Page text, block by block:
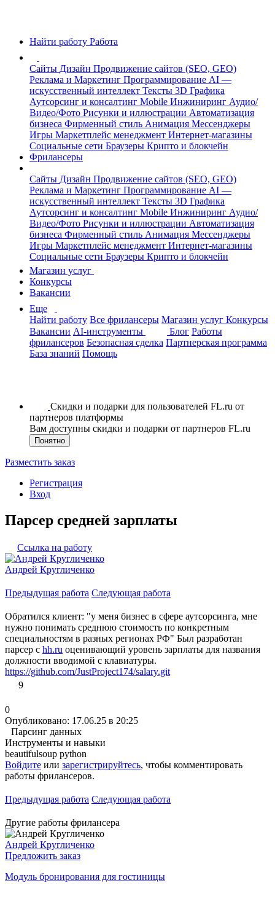
Найти работу Работа
Сайты Дизайн Продвижение сайтов (SEO, GEO)
Реклама и Маркетинг Программирование AI —
искусственный интеллект Тексты 3D Графика
Аутсорсинг и консалтинг Mobile Инжиниринг Аудио/
Видео/Фото Рисунки и иллюстрации Автоматизация
бизнеса Фирменный стиль Анимация Мессенджеры
Игры Маркетплейс менеджмент Интернет-магазины
Социальные сети Браузеры Крипто и блокчейн
Фрилансеры
Сайты Дизайн Продвижение сайтов (SEO, GEO)
Реклама и Маркетинг Программирование AI —
искусственный интеллект Тексты 3D Графика
Аутсорсинг и консалтинг Mobile Инжиниринг Аудио/
Видео/Фото Рисунки и иллюстрации Автоматизация
бизнеса Фирменный стиль Анимация Мессенджеры
Игры Маркетплейс менеджмент Интернет-магазины
Социальные сети Браузеры Крипто и блокчейн
Магазин услуг
Конкурсы
Вакансии
Еще
Найти работу Все фрилансеры Магазин услуг Конкурсы
Вакансии AI-инструменты Блог Работы
фрилансеров Безопасная сделка Партнерская программа
База знаний Помощь
Скидки и подарки для пользователей FL.ru от
партнеров платформы
Вам доступны скидки и подарки от партнеров FL.ru
Понятно
Разместить заказ
Регистрация
Вход
Парсер средней зарплаты
Ссылка на работу
Андрей Кругличенко
Предыдущая работа Следующая работа
Обратился клиент: "у меня бизнес в сфере аутсорсинга, мне
нужно понимать среднюю стоимость по конкретным
специальностям в разных регионах РФ" Был разработан
парсер с hh.ru оценивающий уровень зарплаты для названия
должности вводимой с клавиатуры.
https://github.com/JustProject174/salary.git
9
0
Опубликовано: 17.06.25 в 20:25
Парсинг данных
Инструменты и навыки
beautifulsoup python
Войдите или зарегистрируйтесь, чтобы комментировать
работы фрилансеров.
Предыдущая работа Следующая работа
Другие работы фрилансера
Андрей Кругличенко
Предложить заказ
Модуль бронирования для гостиницы